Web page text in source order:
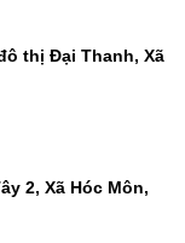
thị Đại Thanh, Xã
2, Xã Hóc Môn,